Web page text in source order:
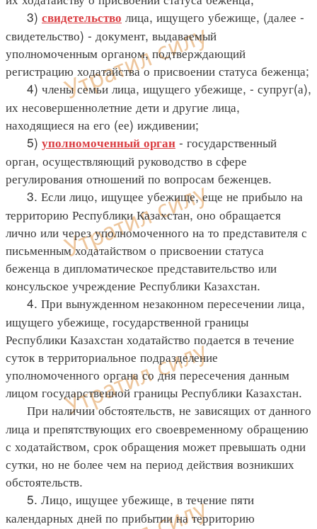
3) свидетельство лица, ищущего убежище, (далее -
свидетельство) - документ, выдаваемый
уполномоченным органом, подтверждающий
регистрацию ходатайства о присвоении статуса беженца;
4) члены семьи лица, ищущего убежище, - супруг(а),
их несовершеннолетние дети и другие лица,
находящиеся на его (ее) иждивении;
5) уполномоченный орган - государственный
орган, осуществляющий руководство в сфере
регулирования отношений по вопросам беженцев.
3. Если лицо, ищущее убежище, еще не прибыло на
территорию Республики Казахстан, оно обращается
лично или через уполномоченного на то представителя с
письменным ходатайством о присвоении статуса
беженца в дипломатическое представительство или
консульское учреждение Республики Казахстан.
4. При вынужденном незаконном пересечении лица,
ищущего убежище, государственной границы
Республики Казахстан ходатайство подается в течение
суток в территориальное подразделение
уполномоченного органа со дня пересечения данным
лицом государственной границы Республики Казахстан.
При наличии обстоятельств, не зависящих от данного
лица и препятствующих его своевременному обращению
с ходатайством, срок обращения может превышать одни
сутки, но не более чем на период действия возникших
обстоятельств.
5. Лицо, ищущее убежище, в течение пяти
календарных дней по прибытии на территорию